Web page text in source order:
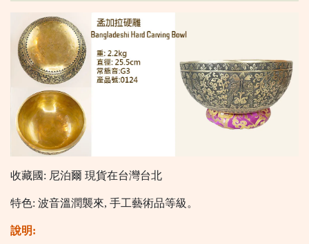
收藏國: 尼泊爾 現貨在台灣台北
特色: 波音溫潤襲來, 手工藝術品等級。
說明: